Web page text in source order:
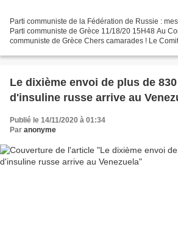
Parti communiste de la Fédération de Russie :
Parti communiste de Grèce 11/18/20 15H48 Au
communiste de Grèce Chers camarades ! Le
Le dixième envoi de plus de
d'insuline russe arrive au
Publié le 14/11/2020 à 01:34
Par anonyme